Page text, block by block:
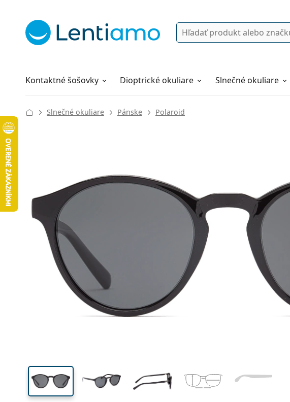
Vyhľadávanie
Kontaktné šošovky
Roztoky Dioptrické okuliare Slnečné okuliare
Všetko o nákupe
Slnečné okuliare Pánske Polaroid
49 mm
Výška očnice
50 mm
Šírka očnice
50 22
Šírka
mostíka